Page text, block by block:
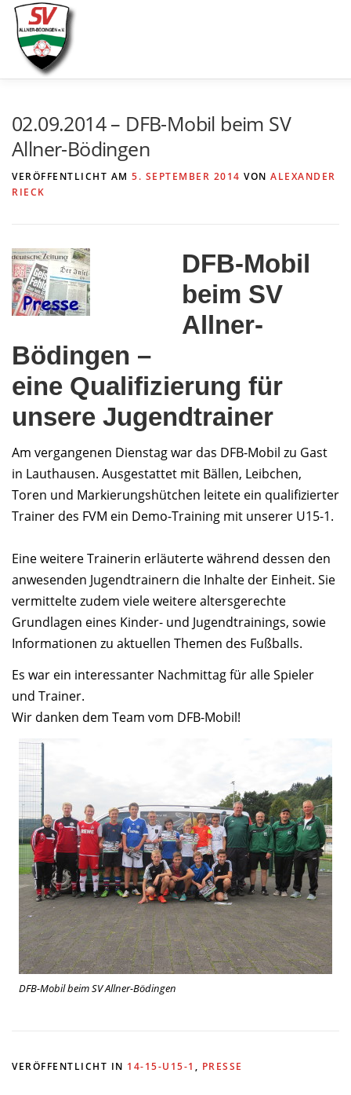
Zum
Inhalt
springen
02.09.2014 – DFB-Mobil beim SV
Allner-Bödingen
VERÖFFENTLICHT AM 5. SEPTEMBER 2014 VON ALEXANDER
RIECK
DFB-Mobil
beim SV
Allner-
Bödingen –
eine Qualifizierung für
unsere Jugendtrainer
Am vergangenen Dienstag war das DFB-Mobil zu Gast
in Lauthausen. Ausgestattet mit Bällen, Leibchen,
Toren und Markierungshütchen leitete ein qualifizierter
Trainer des FVM ein Demo-Training mit unserer U15-1.
Eine weitere Trainerin erläuterte während dessen den
anwesenden Jugendtrainern die Inhalte der Einheit. Sie
vermittelte zudem viele weitere altersgerechte
Grundlagen eines Kinder- und Jugendtrainings, sowie
Informationen zu aktuellen Themen des Fußballs.
Es war ein interessanter Nachmittag für alle Spieler
und Trainer.
Wir danken dem Team vom DFB-Mobil!
DFB-Mobil beim SV Allner-Bödingen
VERÖFFENTLICHT IN 14-15-U15-1 , PRESSE